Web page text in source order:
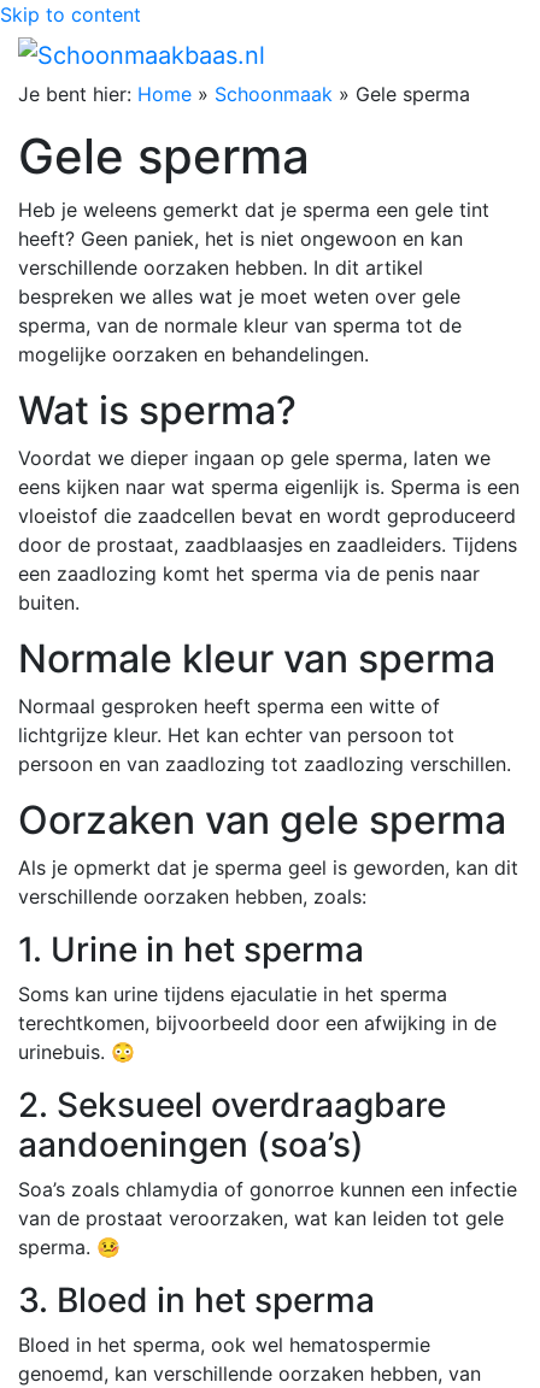
Skip to content
Je bent hier: Home » Schoonmaak » Gele sperma
Gele sperma
Heb je weleens gemerkt dat je sperma een gele tint
heeft? Geen paniek, het is niet ongewoon en kan
verschillende oorzaken hebben. In dit artikel
bespreken we alles wat je moet weten over gele
sperma, van de normale kleur van sperma tot de
mogelijke oorzaken en behandelingen.
Wat is sperma?
Voordat we dieper ingaan op gele sperma, laten we
eens kijken naar wat sperma eigenlijk is. Sperma is een
vloeistof die zaadcellen bevat en wordt geproduceerd
door de prostaat, zaadblaasjes en zaadleiders. Tijdens
een zaadlozing komt het sperma via de penis naar
buiten.
Normale kleur van sperma
Normaal gesproken heeft sperma een witte of
lichtgrijze kleur. Het kan echter van persoon tot
persoon en van zaadlozing tot zaadlozing verschillen.
Oorzaken van gele sperma
Als je opmerkt dat je sperma geel is geworden, kan dit
verschillende oorzaken hebben, zoals:
1. Urine in het sperma
Soms kan urine tijdens ejaculatie in het sperma
terechtkomen, bijvoorbeeld door een afwijking in de
urinebuis. 😳
2. Seksueel overdraagbare
aandoeningen (soa’s)
Soa’s zoals chlamydia of gonorroe kunnen een infectie
van de prostaat veroorzaken, wat kan leiden tot gele
sperma. 🤒
3. Bloed in het sperma
Bloed in het sperma, ook wel hematospermie
genoemd, kan verschillende oorzaken hebben, van